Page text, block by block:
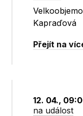
Kapraďová
Přejít na
12. 04.,
na událost